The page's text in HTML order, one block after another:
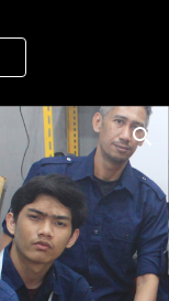
Skip to navigation